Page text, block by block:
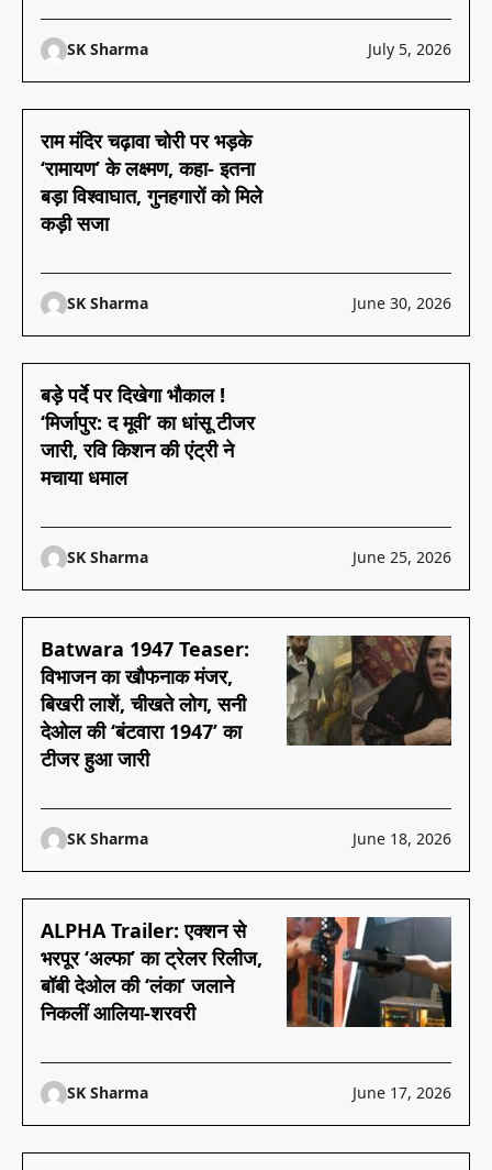
SK Sharma July 5, 2026
राम मंदिर चढ़ावा चोरी पर भड़के
‘रामायण’ के लक्ष्मण, कहा- इतना
बड़ा विश्वाघात, गुनहगारों को मिले
कड़ी सजा
SK Sharma June 30, 2026
बड़े पर्दे पर दिखेगा भौकाल !
‘मिर्जापुर: द मूवी’ का धांसू टीजर
जारी, रवि किशन की एंट्री ने
मचाया धमाल
SK Sharma June 25, 2026
Batwara 1947 Teaser:
विभाजन का खौफनाक मंजर,
बिखरी लाशें, चीखते लोग, सनी
देओल की ‘बंटवारा 1947’ का
टीजर हुआ जारी
SK Sharma June 18, 2026
ALPHA Trailer: एक्शन से
भरपूर ‘अल्फा’ का ट्रेलर रिलीज,
बॉबी देओल की ‘लंका’ जलाने
निकलीं आलिया-शरवरी
SK Sharma June 17, 2026